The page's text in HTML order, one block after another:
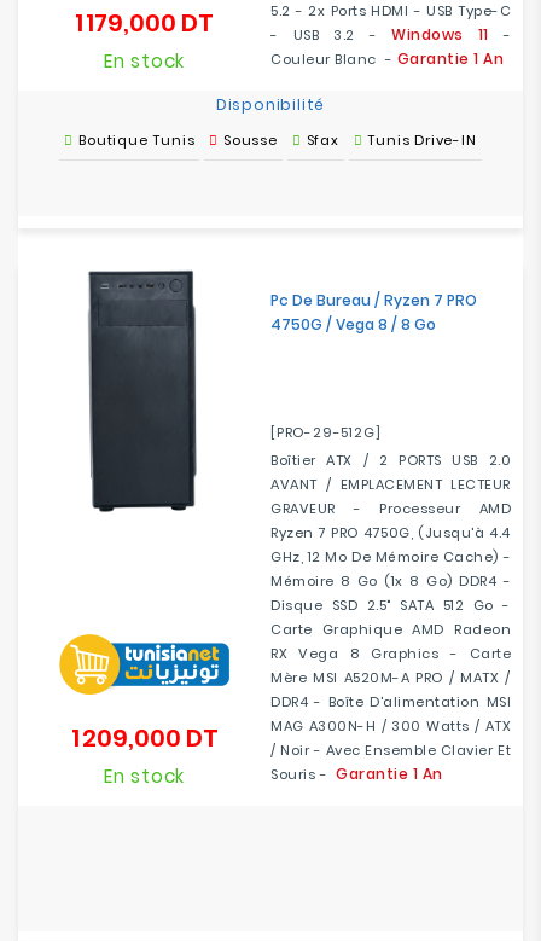
5.2 - 2x Ports HDMI - USB Type-C
- USB 3.2 - Windows 11 -
Couleur Blanc - Garantie 1 An
1 179,000 DT
En stock
Disponibilité
Boutique Tunis Sousse Sfax Tunis Drive-IN
Pc De Bureau / Ryzen 7 PRO
4750G / Vega 8 / 8 Go
[PRO-29-512G]
Boîtier ATX / 2 PORTS USB 2.0
AVANT / EMPLACEMENT LECTEUR
GRAVEUR - Processeur AMD
Ryzen 7 PRO 4750G, (jusqu'à 4.4
GHz, 12 Mo De Mémoire Cache) -
Mémoire 8 Go (1x 8 Go) DDR4 -
Disque SSD 2.5" SATA 512 Go -
Carte Graphique AMD Radeon
RX Vega 8 Graphics - Carte
Mère MSI A520M-A PRO / MATX /
DDR4 - Boîte D'alimentation MSI
MAG A300N-H / 300 Watts / ATX
/ Noir - Avec Ensemble Clavier Et
Souris - Garantie 1 An
1 209,000 DTPrix
En stock